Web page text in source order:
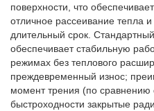
поверхности, что
отличное рассеивание тепла
длительный срок.
обеспечивает стабильную
режимах без теплового
преждевременный износ;
момент трения (по сравнению
быстроходности закрытые